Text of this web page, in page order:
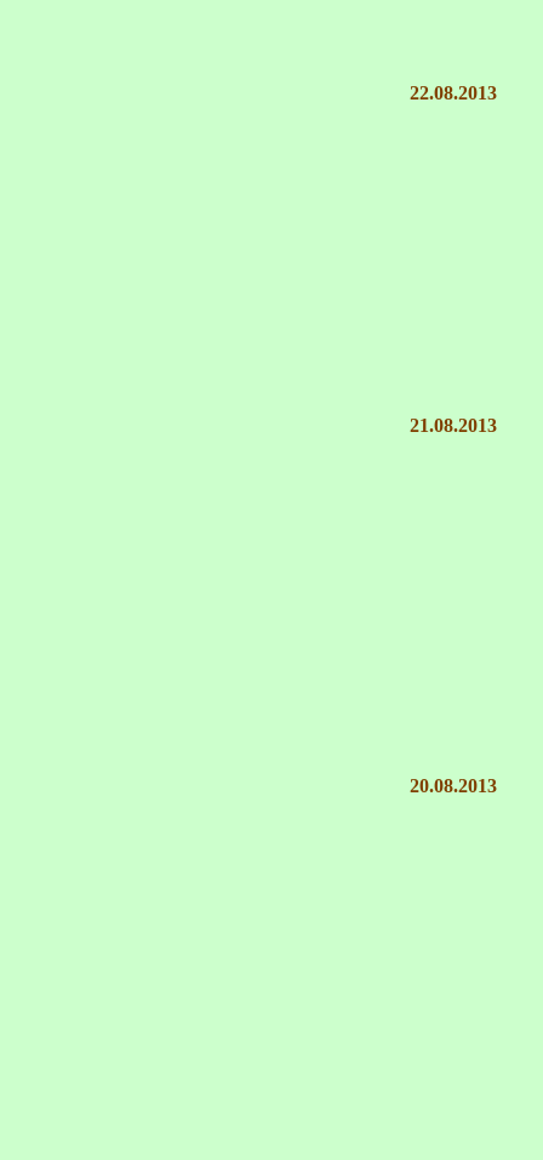
22.08.2013
21.08.2013
20.08.2013